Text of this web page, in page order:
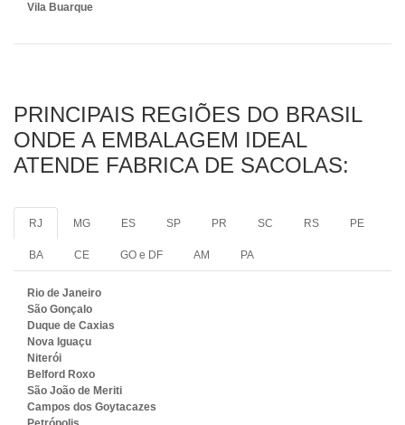
Vila Buarque
PRINCIPAIS REGIÕES DO BRASIL
ONDE A EMBALAGEM IDEAL
ATENDE FABRICA DE SACOLAS:
RJ MG ES SP PR SC RS PE
BA CE GO e DF AM PA
Rio de Janeiro
São Gonçalo
Duque de Caxias
Nova Iguaçu
Niterói
Belford Roxo
São João de Meriti
Campos dos Goytacazes